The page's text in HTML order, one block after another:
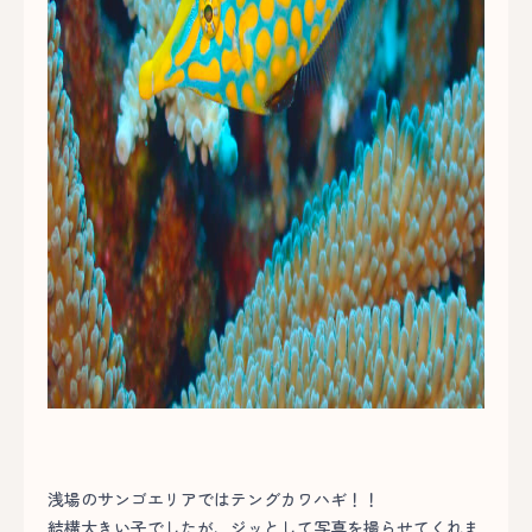
浅場のサンゴエリアではテングカワハギ！！
結構大きい子でしたが、ジッとして写真を撮らせてくれま